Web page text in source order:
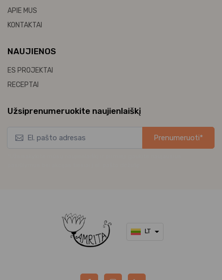
APIE MUS
KONTAKTAI
NAUJIENOS
ES PROJEKTAI
RECEPTAI
Užsiprenumeruokite naujienlaiškį
Prenumeruoti*
LT